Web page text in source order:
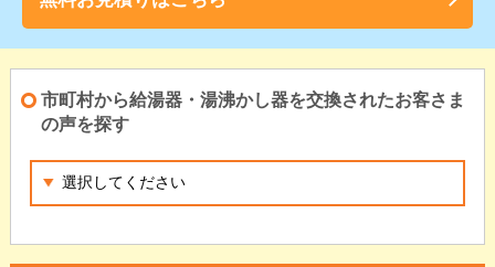
市町村から給湯器・湯沸かし器を交換されたお客さま
の声を探す